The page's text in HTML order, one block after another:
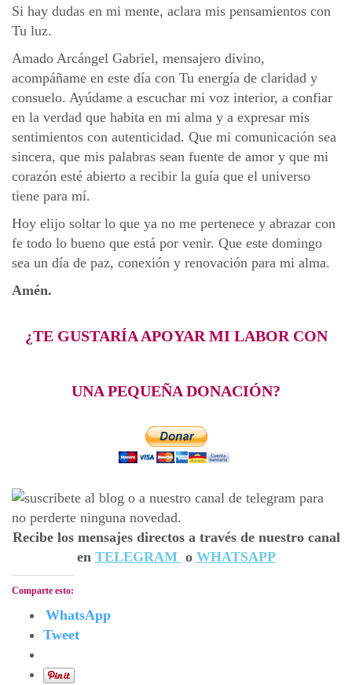
Si hay dudas en mi mente, aclara mis pensamientos con
Tu luz.
Amado Arcángel Gabriel, mensajero divino,
acompáñame en este día con Tu energía de claridad y
consuelo. Ayúdame a escuchar mi voz interior, a confiar
en la verdad que habita en mi alma y a expresar mis
sentimientos con autenticidad. Que mi comunicación sea
sincera, que mis palabras sean fuente de amor y que mi
corazón esté abierto a recibir la guía que el universo
tiene para mí.
Hoy elijo soltar lo que ya no me pertenece y abrazar con
fe todo lo bueno que está por venir. Que este domingo
sea un día de paz, conexión y renovación para mi alma.
Amén.
¿TE GUSTARÍA APOYAR MI LABOR CON
UNA PEQUEÑA DONACIÓN?
Recibe los mensajes directos a través de nuestro canal
en TELEGRAM o WHATSAPP
Comparte esto:
WhatsApp
Tweet